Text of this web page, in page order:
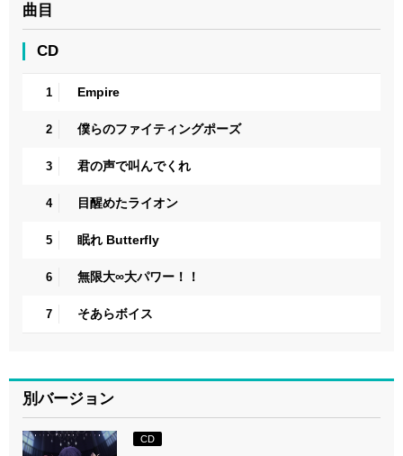
曲目
CD
1 Empire
2 僕らのファイティングポーズ
3 君の声で叫んでくれ
4 目醒めたライオン
5 眠れ Butterfly
6 無限大∞大パワー！！
7 そあらボイス
別バージョン
CD